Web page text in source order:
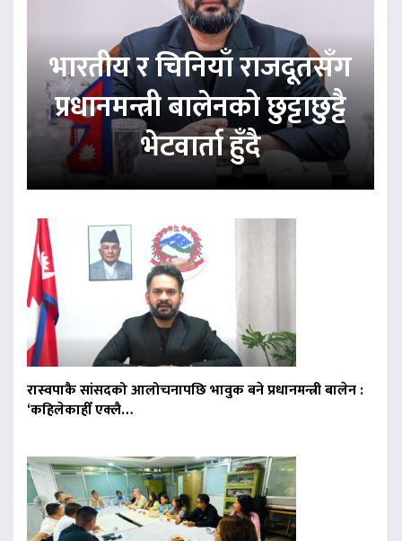
भारतीय र चिनियाँ राजदूतसँग
प्रधानमन्त्री बालेनको छुट्टाछुट्टै
भेटवार्ता हुँदै
रास्वपाकै सांसदको आलोचनापछि भावुक बने प्रधानमन्त्री बालेन :
‘कहिलेकाहीँ एक्लै…